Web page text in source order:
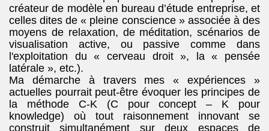
créateur de modèle en bureau d’étude entreprise, et
celles dites de « pleine conscience » associée à des
moyens de relaxation, de méditation, scénarios de
visualisation active, ou passive comme dans
l'exploitation du « cerveau droit », la « pensée
latérale », etc.).
Ma démarche à travers mes « expériences »
actuelles pourrait peut-être évoquer les principes de
la méthode C-K
(C pour concept – K pour
knowledge) où tout raisonnement innovant se
construit simultanément sur deux espaces de